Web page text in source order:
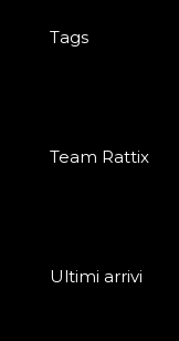
Tags
Team Rattix
Ultimi arrivi